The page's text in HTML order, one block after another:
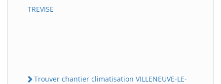
TREVISE
Trouver chantier climatisation VILLENEUVE-LE-